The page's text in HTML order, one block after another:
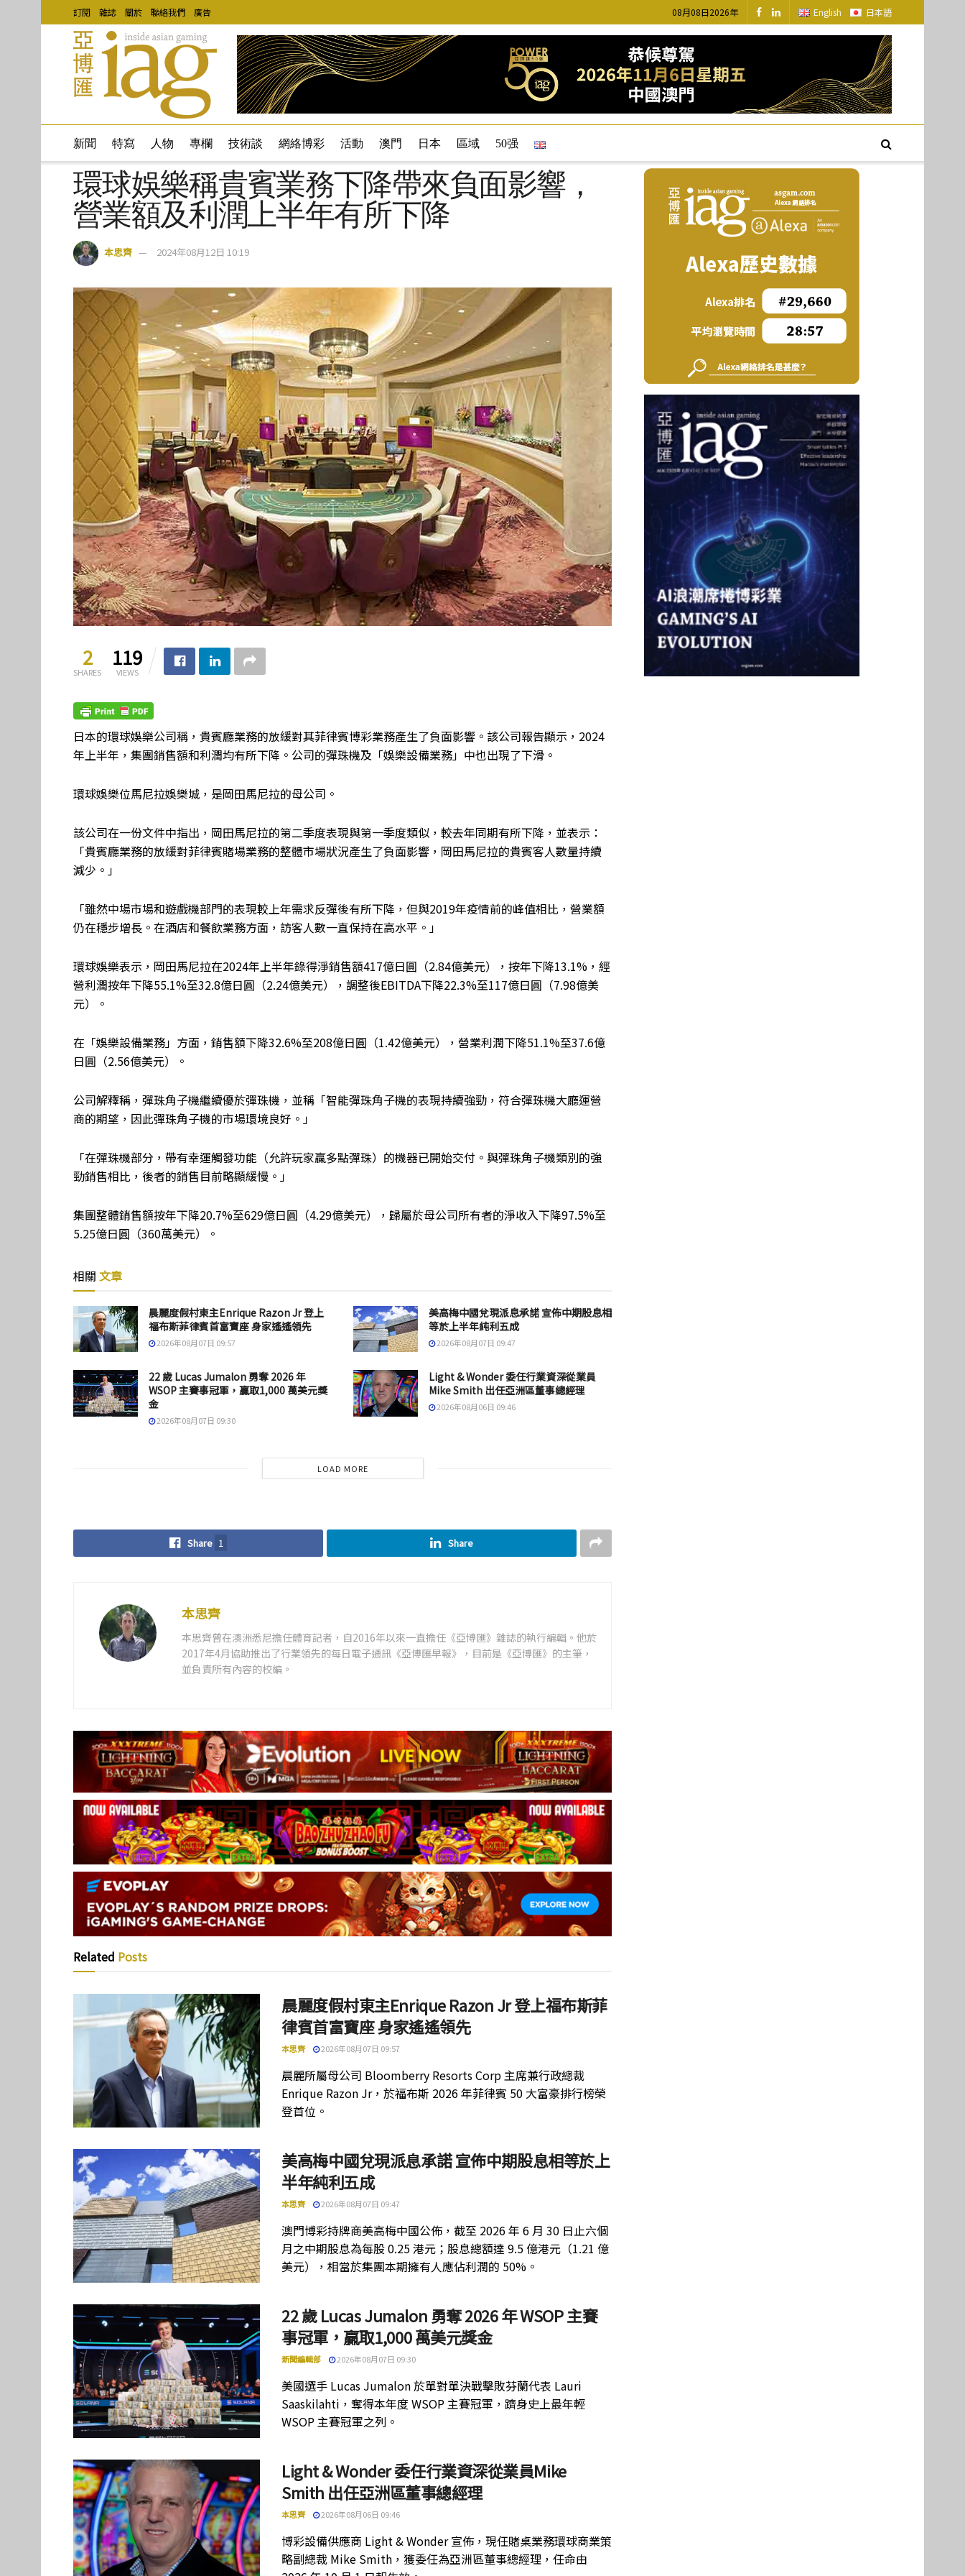
訂閱 雜誌 關於 聯絡我們 廣告 08月08日2026年 English 日本語
新聞 特寫 人物 專欄 技術談 網絡博彩 活動 澳門 日本 區域 50强
環球娛樂稱貴賓業務下降帶來負面影響，
營業額及利潤上半年有所下降
本思齊 2024年08月12日 10:19
2
SHARES
119
VIEWS
日本的環球娛樂公司稱，貴賓廳業務的放緩對其菲律賓博彩業務產生了負面影響。該公司報告顯示，2024
年上半年，集團銷售額和利潤均有所下降。公司的彈珠機及「娛樂設備業務」中也出現了下滑。
環球娛樂位馬尼拉娛樂城，是岡田馬尼拉的母公司。
該公司在一份文件中指出，岡田馬尼拉的第二季度表現與第一季度類似，較去年同期有所下降，並表示：
「貴賓廳業務的放緩對菲律賓賭場業務的整體市場狀況產生了負面影響，岡田馬尼拉的貴賓客人數量持續
減少。」
「雖然中場市場和遊戲機部門的表現較上年需求反彈後有所下降，但與2019年疫情前的峰值相比，營業額
仍在穩步增長。在酒店和餐飲業務方面，訪客人數一直保持在高水平。」
環球娛樂表示，岡田馬尼拉在2024年上半年錄得淨銷售額417億日圓（2.84億美元），按年下降13.1%，經
營利潤按年下降55.1%至32.8億日圓（2.24億美元），調整後EBITDA下降22.3%至117億日圓（7.98億美
元）。
在「娛樂設備業務」方面，銷售額下降32.6%至208億日圓（1.42億美元），營業利潤下降51.1%至37.6億
日圓（2.56億美元）。
公司解釋稱，彈珠角子機繼續優於彈珠機，並稱「智能彈珠角子機的表現持續強勁，符合彈珠機大廳運營
商的期望，因此彈珠角子機的市場環境良好。」
「在彈珠機部分，帶有幸運觸發功能（允許玩家贏多點彈珠）的機器已開始交付。與彈珠角子機類別的強
勁銷售相比，後者的銷售目前略顯緩慢。」
集團整體銷售額按年下降20.7%至629億日圓（4.29億美元），歸屬於母公司所有者的淨收入下降97.5%至
5.25億日圓（360萬美元）。
相關 文章
晨麗度假村東主Enrique Razon Jr 登上
福布斯菲律賓首富寶座 身家遙遙領先
2026年08月07日 09:57
美高梅中國兌現派息承諾 宣佈中期股息相
等於上半年純利五成
2026年08月07日 09:47
22 歲 Lucas Jumalon 勇奪 2026 年
WSOP 主賽事冠軍，贏取1,000 萬美元獎
金
2026年08月07日 09:30
Light & Wonder 委任行業資深從業員
Mike Smith 出任亞洲區董事總經理
2026年08月06日 09:46
LOAD MORE
Share 1 Share
本思齊
本思齊曾在澳洲悉尼擔任體育記者，自2016年以來一直擔任《亞博匯》雜誌的執行編輯。他於
2017年4月協助推出了行業領先的每日電子通訊《亞博匯早報》，目前是《亞博匯》的主筆，
並負責所有內容的校編。
Related Posts
晨麗度假村東主Enrique Razon Jr 登上福布斯菲
律賓首富寶座 身家遙遙領先
本思齊 2026年08月07日 09:57
晨麗所屬母公司 Bloomberry Resorts Corp 主席兼行政總裁
Enrique Razon Jr，於福布斯 2026 年菲律賓 50 大富豪排行榜榮
登首位。
美高梅中國兌現派息承諾 宣佈中期股息相等於上
半年純利五成
本思齊 2026年08月07日 09:47
澳門博彩持牌商美高梅中國公佈，截至 2026 年 6 月 30 日止六個
月之中期股息為每股 0.25 港元；股息總額達 9.5 億港元（1.21 億
美元），相當於集團本期擁有人應佔利潤的 50%。
22 歲 Lucas Jumalon 勇奪 2026 年 WSOP 主賽
事冠軍，贏取1,000 萬美元獎金
新聞編輯部 2026年08月07日 09:30
美國選手 Lucas Jumalon 於單對單決戰擊敗芬蘭代表 Lauri
Saaskilahti，奪得本年度 WSOP 主賽冠軍，躋身史上最年輕
WSOP 主賽冠軍之列。
Light & Wonder 委任行業資深從業員Mike
Smith 出任亞洲區董事總經理
本思齊 2026年08月06日 09:46
博彩設備供應商 Light & Wonder 宣佈，現任賭桌業務環球商業策
略副總裁 Mike Smith，獲委任為亞洲區董事總經理，任命由